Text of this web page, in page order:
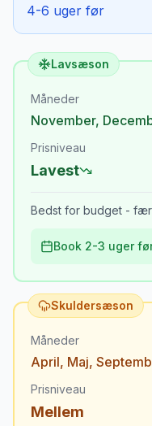
4-6 uger før
Lavsæson
Måneder
November,
Prisniveau
Lavest
Bedst for budget -
Book 2-3 uger
Skuldersæson
Måneder
April, Maj,
Prisniveau
Mellem